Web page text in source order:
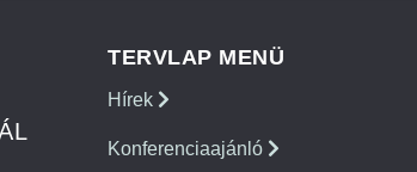
TERVLAP MENÜ
Hírek
Konferenciaajánló